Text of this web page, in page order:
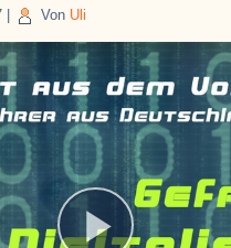
Von Uli